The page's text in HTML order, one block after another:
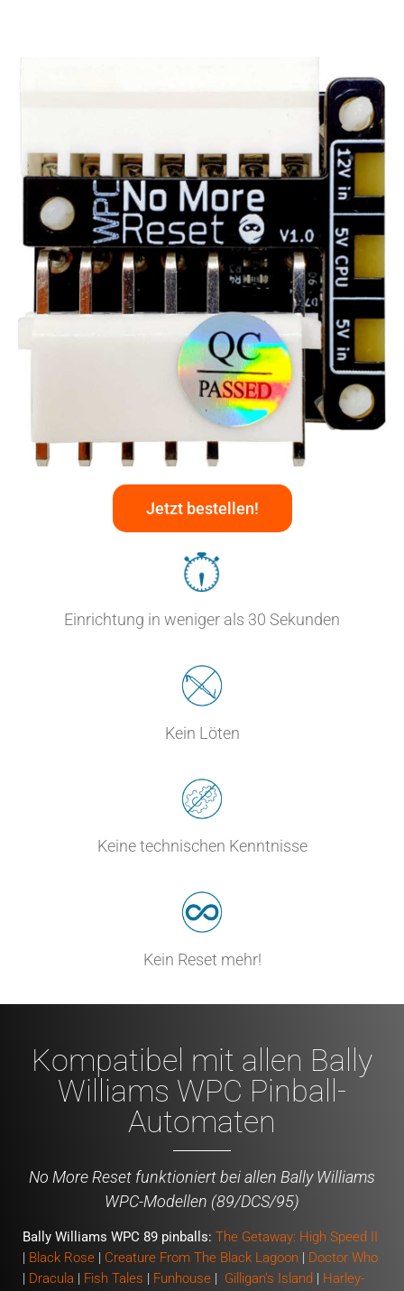
Jetzt bestellen!
Einrichtung in weniger als 30 Sekunden
Kein Löten
Keine technischen Kenntnisse
Kein Reset mehr!
Kompatibel mit allen Bally
Williams WPC Pinball-
Automaten
No More Reset funktioniert bei allen Bally Williams
WPC-Modellen (89/DCS/95)
Bally Williams WPC 89 pinballs: The Getaway: High Speed II
| Black Rose | Creature From The Black Lagoon | Doctor Who
| Dracula | Fish Tales | Funhouse | Gilligan’s Island | Harley-